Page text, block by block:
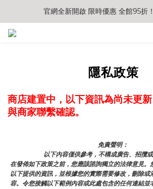
官網全新開啟 限時優惠 全館95折
隱私政策
商店建置中，以下資訊為尚未更
與商家聯繫確認。
免責聲明：
以下內容僅供參考，不構成廣告、招攬或
在發佈如下政策之前，您應該諮詢獨立的法律意見。
以下提供的資訊，並根據您的實際需要修改，刪除或
容。令您接觸以下範例內容或此處包含的任何連結並